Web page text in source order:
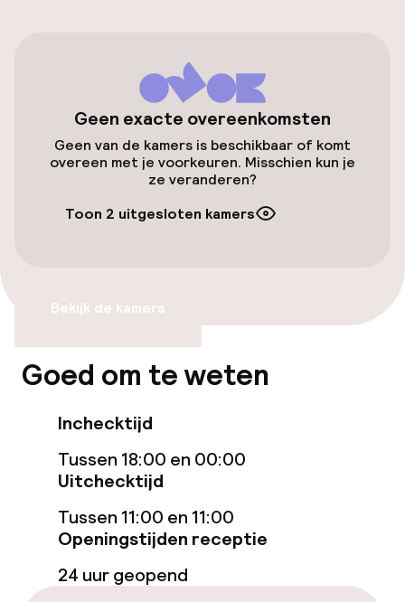
Toegankelijkheid
Lift
Zwemmen & wellness
Massage
Fitnessruimte / gym
Gratis wifi
Eet- en drinkgelegenheden
Bar
Geen exacte overeenkomsten
Geen van de kamers is beschikbaar of komt
overeen met je voorkeuren. Misschien kun je
ze veranderen?
Toon 2 uitgesloten kamers
Bekijk de kamers
Goed om te weten
Inchecktijd
Tussen 18:00 en 00:00
Uitchecktijd
Tussen 11:00 en 11:00
Openingstijden receptie
24 uur geopend